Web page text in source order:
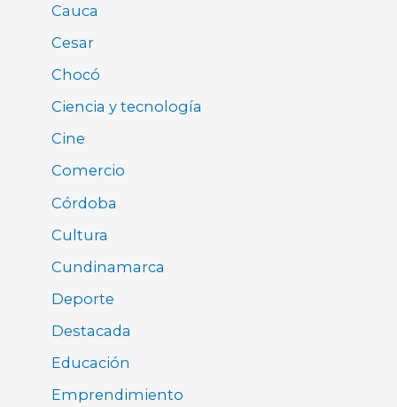
Cauca
Cesar
Chocó
Ciencia y tecnología
Cine
Comercio
Córdoba
Cultura
Cundinamarca
Deporte
Destacada
Educación
Emprendimiento